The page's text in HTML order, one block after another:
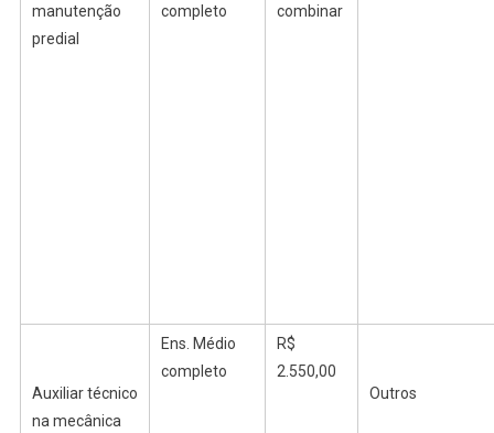
manutenção
predial
completo
combinar
Auxiliar técnico
na mecânica
Ens. Médio
completo
R$
2.550,00
Outros